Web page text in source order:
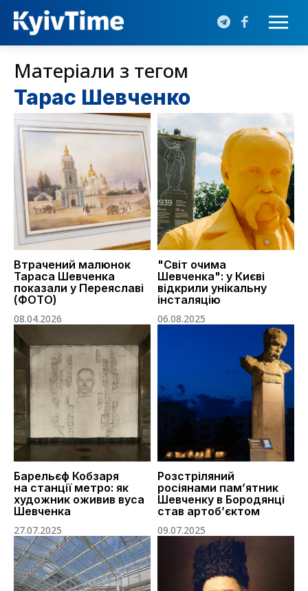
Матеріали з тегом
Тарас Шевченко
Втрачений малюнок
Тараса Шевченка
показали у Переяславі
(ФОТО)
08.04.2026
"Світ очима
Шевченка": у Києві
відкрили унікальну
інсталяцію
06.08.2025
Барельєф Кобзаря
на станції метро: як
художник оживив вуса
Шевченка
27.07.2025
Розстріляний
росіянами пам’ятник
Шевченку в Бородянці
став артоб’єктом
09.07.2025